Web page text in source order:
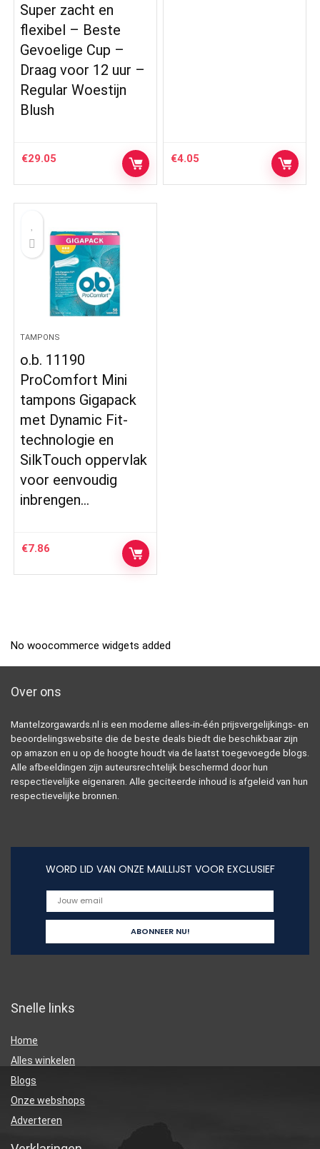
Super zacht en
flexibel – Beste
Gevoelige Cup –
Draag voor 12 uur –
Regular Woestijn
Blush
€29.05 €4.05
TAMPONS
o.b. 11190
ProComfort Mini
tampons Gigapack
met Dynamic Fit-
technologie en
SilkTouch oppervlak
voor eenvoudig
inbrengen…
€7.86
No woocommerce widgets added
Over ons
Mantelzorgawards.nl is een moderne alles-in-één prijsvergelijkings- en
beoordelingswebsite die de beste deals biedt die beschikbaar zijn
op amazon en u op de hoogte houdt via de laatst toegevoegde blogs.
Alle afbeeldingen zijn auteursrechtelijk beschermd door hun
respectievelijke eigenaren. Alle geciteerde inhoud is afgeleid van hun
respectievelijke bronnen.
WORD LID VAN ONZE MAILLIJST VOOR EXCLUSIEF
Snelle links
Home
Alles winkelen
Blogs
Onze webshops
Adverteren